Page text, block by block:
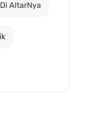
AltarNya